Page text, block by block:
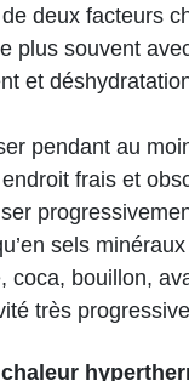
deux facteurs
plus souvent
et
pendant au
frais et
sels
coca, bouillon,
très